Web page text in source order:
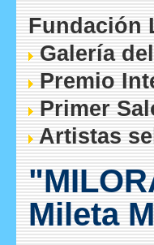
Fundación
Galería
Premio
Primer
Artistas
Mileta